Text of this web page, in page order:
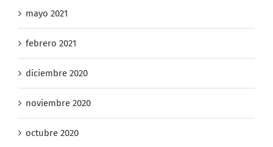
mayo 2021
febrero 2021
diciembre 2020
noviembre 2020
octubre 2020